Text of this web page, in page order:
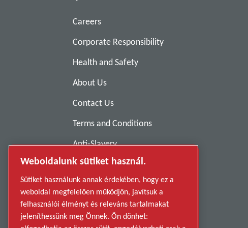
Careers
Corporate Responsibility
Health and Safety
About Us
Contact Us
Terms and Conditions
Anti-Slavery
Privacy Policy
Report Misconduct
Suppliers
Accessibility
Weboldalunk sütiket használ.
Sütiket használunk annak érdekében, hogy ez a
weboldal megfelelően működjön, javítsuk a
felhasználói élményt és releváns tartalmakat
jeleníthessünk meg Önnek. Ön dönhet: